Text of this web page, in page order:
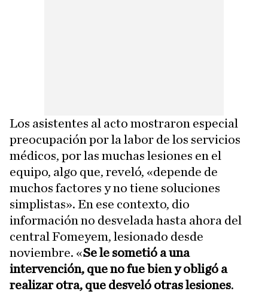
Los asistentes al acto mostraron especial
preocupación por la labor de los servicios
médicos, por las muchas lesiones en el
equipo, algo que, reveló, «depende de
muchos factores y no tiene soluciones
simplistas». En ese contexto, dio
información no desvelada hasta ahora del
central Fomeyem, lesionado desde
noviembre. «Se le sometió a una
intervención, que no fue bien y obligó a
realizar otra, que desveló otras lesiones.